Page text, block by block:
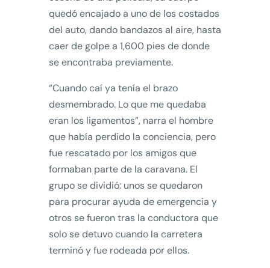
quedó encajado a uno de los costados
del auto, dando bandazos al aire, hasta
caer de golpe a 1,600 pies de donde
se encontraba previamente.
“Cuando caí ya tenía el brazo
desmembrado. Lo que me quedaba
eran los ligamentos”, narra el hombre
que había perdido la conciencia, pero
fue rescatado por los amigos que
formaban parte de la caravana. El
grupo se dividió: unos se quedaron
para procurar ayuda de emergencia y
otros se fueron tras la conductora que
solo se detuvo cuando la carretera
terminó y fue rodeada por ellos.